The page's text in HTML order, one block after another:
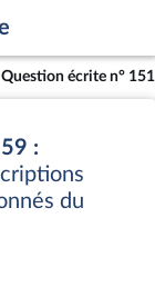
Question écrite n°
:
du